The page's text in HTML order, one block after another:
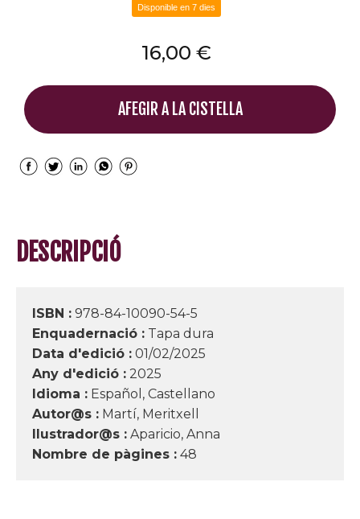
Disponible en 7 dies
16,00 €
AFEGIR A LA CISTELLA
DESCRIPCIÓ
ISBN : 978-84-10090-54-5
Enquadernació : Tapa dura
Data d'edició : 01/02/2025
Any d'edició : 2025
Idioma : Español, Castellano
Autor@s : Martí, Meritxell
Ilustrador@s : Aparicio, Anna
Nombre de pàgines : 48